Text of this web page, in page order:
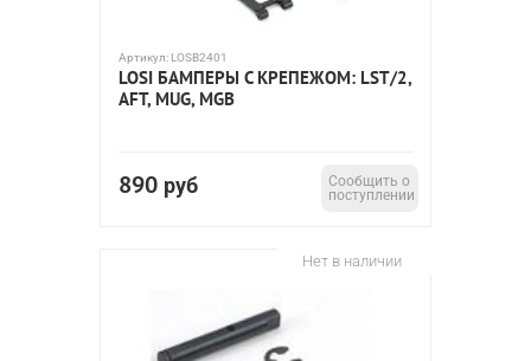
Артикул: LOSB2401
LOSI БАМПЕРЫ С КРЕПЕЖОМ: LST/2,
AFT, MUG, MGB
890 руб
Сообщить о
поступлении
Нет в наличии